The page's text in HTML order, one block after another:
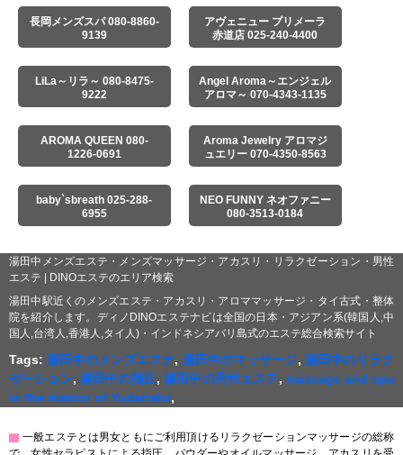
長岡メンズスパ 080-8860-
9139
アヴェニュー プリメーラ
赤道店 025-240-4400
LiLa～リラ～ 080-8475-
9222
Angel Aroma～エンジェル
アロマ～ 070-4343-1135
AROMA QUEEN 080-
1226-0691
Aroma Jewelry アロマジ
ュエリー 070-4350-8563
baby`sbreath 025-288-
6955
NEO FUNNY ネオファニー
080-3513-0184
湯田中メンズエステ・メンズマッサージ・アカスリ・リラクゼーション・男性
エステ | DINOエステのエリア検索
湯田中駅近くのメンズエステ・アカスリ・アロママッサージ・タイ古式・整体
院を紹介します。ディノDINOエステナビは全国の日本・アジアン系(韓国人,中
国人,台湾人,香港人,タイ人)・インドネシアバリ島式のエステ総合検索サイト
Tags:湯田中のメンズエステ, 湯田中のマッサージ, 湯田中のリラク
ゼーション, 湯田中の指圧,湯田中の男性エステ, massage and spa
in the station of Yudanaka,
▇ 一般エステとは男女ともにご利用頂けるリラクゼーションマッサージの総称